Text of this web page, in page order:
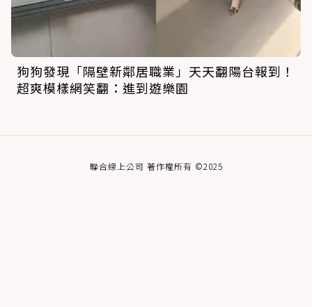
狗狗發現「隔壁新鄰居職業」天天翻陽台報到！
超爽模樣網笑翻：進到遊樂園
聯合線上公司 著作權所有 ©2025